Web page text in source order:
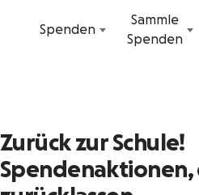
Spenden
Sammle
Spenden
Zurück zur Schule!